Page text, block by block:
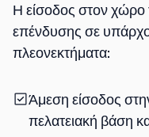
Η είσοδος στον
επένδυσης σε
πλεονεκτήματα:
Άμεση είσοδος
πελατειακή βάση